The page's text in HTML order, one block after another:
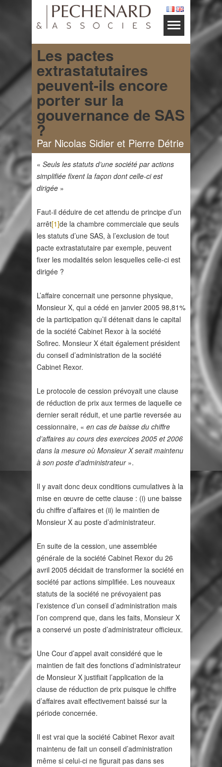
Les pactes
extrastatutaires
peuvent-ils encore
porter sur la
gouvernance de SAS
?
Par Nicolas Sidier et Pierre Détrie
« Seuls les statuts d’une société par actions
simplifiée fixent la façon dont celle-ci est
dirigée »
Faut-il déduire de cet attendu de principe d’un
arrêt[1]de la chambre commerciale que seuls
les statuts d’une SAS, à l’exclusion de tout
pacte extrastatutaire par exemple, peuvent
fixer les modalités selon lesquelles celle-ci est
dirigée ?
L’affaire concernait une personne physique,
Monsieur X, qui a cédé en janvier 2005 98,81%
de la participation qu’il détenait dans le capital
de la société Cabinet Rexor à la société
Sofirec. Monsieur X était également président
du conseil d’administration de la société
Cabinet Rexor.
Le protocole de cession prévoyait une clause
de réduction de prix aux termes de laquelle ce
dernier serait réduit, et une partie reversée au
cessionnaire, « en cas de baisse du chiffre
d’affaires au cours des exercices 2005 et 2006
dans la mesure où Monsieur X serait maintenu
à son poste d’administrateur».
Il y avait donc deux conditions cumulatives à la
mise en œuvre de cette clause : (i) une baisse
du chiffre d’affaires et (ii) le maintien de
Monsieur X au poste d’administrateur.
En suite de la cession, une assemblée
générale de la société Cabinet Rexor du 26
avril 2005 décidait de transformer la société en
société par actions simplifiée. Les nouveaux
statuts de la société ne prévoyaient pas
l’existence d’un conseil d’administration mais
l’on comprend que, dans les faits, Monsieur X
a conservé un poste d’administrateur officieux.
Une Cour d’appel avait considéré que le
maintien de fait des fonctions d’administrateur
de Monsieur X justifiait l’application de la
clause de réduction de prix puisque le chiffre
d’affaires avait effectivement baissé sur la
période concernée.
Il est vrai que la société Cabinet Rexor avait
maintenu de fait un conseil d’administration
même si celui-ci ne figurait pas dans ses